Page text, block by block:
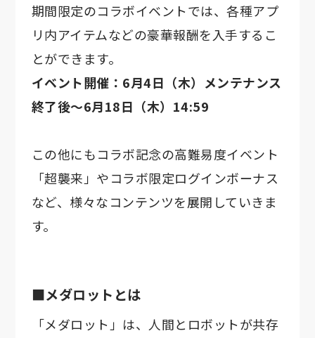
期間限定のコラボイベントでは、各種アプ
リ内アイテムなどの豪華報酬を入手するこ
とができます。
イベント開催：6月4日（木）メンテナンス
終了後～6月18日（木）14:59
この他にもコラボ記念の高難易度イベント
「超襲来」やコラボ限定ログインボーナス
など、様々なコンテンツを展開していきま
す。
■メダロットとは
「メダロット」は、人間とロボットが共存